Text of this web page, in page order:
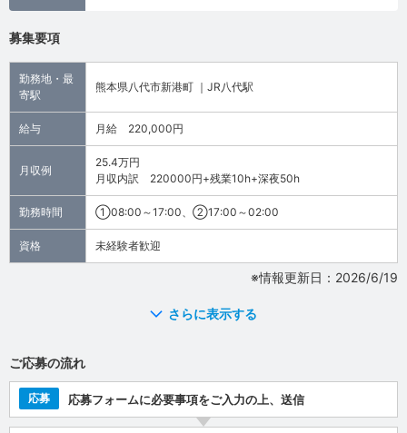
募集要項
勤務地・最
寄駅
熊本県八代市新港町 ｜JR八代駅
給与 月給 220,000円
月収例
25.4万円
月収内訳 220000円+残業10h+深夜50h
勤務時間 ①08:00～17:00、②17:00～02:00
資格 未経験者歓迎
※情報更新日：2026/6/19
さらに表示する
ご応募の流れ
応募 応募フォームに必要事項をご入力の上、送信